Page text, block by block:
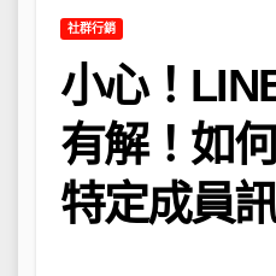
社群行銷
小心！
有解！如
特定成員